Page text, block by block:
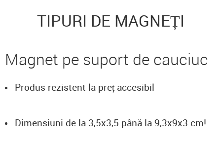
TIPURI DE MAGNEȚI
Magnet pe suport de cauciuc
Produs rezistent la preț accesibil
Dimensiuni de la 3,5x3,5 până la 9,3x9x3 cm!